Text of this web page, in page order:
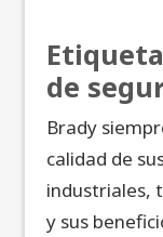
de
Brady
calidad de
industriales,
y sus